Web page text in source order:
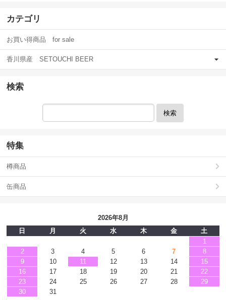
カテゴリ
お買い得商品 for sale
香川県産 SETOUCHI BEER
検索
検索
特集
樽商品
缶商品
2026年8月
日
月 火 水 木 金
土
1
2
3 4 5 6 7
8
9
10 11 12 13 14
15
16
17 18 19 20 21
22
23
24 25 26 27 28
29
30
31